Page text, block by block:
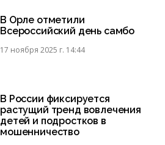
В Орле отметили
Всероссийский день самбо
17 ноября 2025 г. 14:44
В России фиксируется
растущий тренд вовлечения
детей и подростков в
мошенничество